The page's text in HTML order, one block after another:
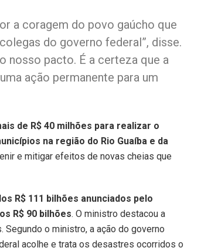
a coragem do povo gaúcho que
do governo federal”, disse.
nosso pacto. É a certeza que a
ação permanente para um
de R$ 40 milhões para realizar o
na região do Rio Guaíba e da
e mitigar efeitos de novas cheias que
R$ 111 bilhões anunciados pelo
R$ 90 bilhões. O ministro destacou a
o ministro, a ação do governo
acolhe e trata os desastres ocorridos o